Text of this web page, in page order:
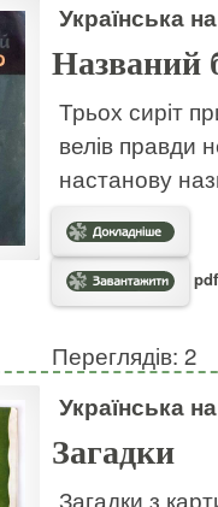
Українська
Названий
Трьох сиріт
велів правди
настанову
Переглядів: 2
Українська
Загадки
Загадки з